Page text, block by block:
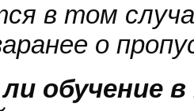
в том
о
обучение